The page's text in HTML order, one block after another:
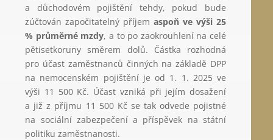
a důchodovém pojištění tehdy, pokud bude
zúčtován započitatelný příjemaspoň ve výši 25
% průměrné mzdy, a to po zaokrouhlení na celé
pětisetkoruny směrem dolů. Částka rozhodná
pro účast zaměstnanců činných na základě DPP
na nemocenském pojištění je od 1. 1. 2025 ve
výši 11 500 Kč. Účast vzniká při jejím dosažení
a již z příjmu 11 500 Kč se tak odvede pojistné
na sociální zabezpečení a příspěvek na státní
politiku zaměstnanosti.